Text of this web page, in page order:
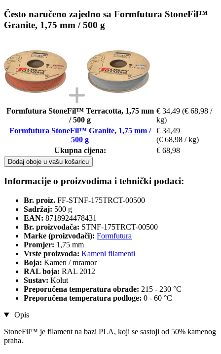
Često naručeno zajedno sa Formfutura StoneFil™
Granite, 1,75 mm / 500 g
Formfutura StoneFil™ Terracotta, 1,75 mm
/ 500 g
€ 34,49 (€ 68,98 /
kg)
Formfutura StoneFil™ Granite, 1,75 mm /
500 g
€ 34,49
(€ 68,98 / kg)
Ukupna cijena:
€ 68,98
Dodaj oboje u vašu košaricu
Informacije o proizvodima i tehnički podaci:
Br. proiz. FF-STNF-175TRCT-00500
Sadržaj: 500 g
EAN: 8718924478431
Br. proizvođača: STNF-175TRCT-00500
Marke (proizvođači): Formfutura
Promjer: 1,75 mm
Vrste proizvoda: Kameni filamenti
Boja: Kamen / mramor
RAL boja: RAL 2012
Sustav: Kolut
Preporučena temperatura obrade: 215 - 230 °C
Preporučena temperatura podloge: 0 - 60 °C
Opis
StoneFil™ je filament na bazi PLA, koji se sastoji od 50% kamenog
praha.